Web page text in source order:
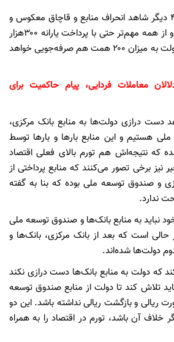
با حذف تخصیص ارز ۴۲۰۰ دیگر شاهد انحراف منابع و قاچاق معکوس و
فساد و رانت نخواهیم بود و از همه مهم‌تر حتی با پرداخت یارانه ۳۰۰هزار
تومانی تا پایان سال هم دولت به میزان ۲۰۰ همت هم صرفه‌جویی خواهد
معاملات فردایی، پیام حاکمیت برای
دست درازی دولت‌ها به منابع بانک مرکزی،
هستیم و این منابع بارها و بارها توسط
که نتیجه‌اش هم تورم بالای فعلی اقتصاد
نیز برخی تصور می‌کنند که منابع پرداختی از
و صندوق توسعه ملی بوده که بنا به گفته
ندارد.
نباید به منابع بانک‌ها و صندوق توسعه ملی
است که بعد از بانک مرکزی، بانک‌ها و
دولت‌ها شده‌اند.
که دولت‌ به منابع بانک‌ها دست درازی نکند
تلاش کند تا دولت از منابع صندوق توسعه
ریالی و بازگشت ریالی نداشته باشد. این دو
خلاف آن باشد، تورم در اقتصاد را به همراه